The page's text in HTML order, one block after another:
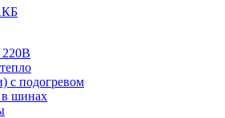
220В
с подогревом
в шинах